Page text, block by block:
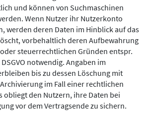
und können von Suchmaschinen
Wenn Nutzer ihr Nutzerkonto
werden deren Daten im Hinblick auf das
vorbehaltlich deren Aufbewahrung
steuerrechtlichen Gründen entspr.
notwendig. Angaben im
bis zu dessen Löschung mit
im Fall einer rechtlichen
obliegt den Nutzern, ihre Daten bei
vor dem Vertragsende zu sichern.